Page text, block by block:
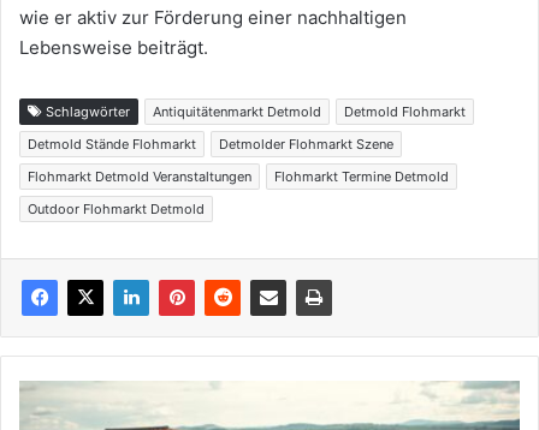
wie er aktiv zur Förderung einer nachhaltigen
Lebensweise beiträgt.
Schlagwörter Antiquitätenmarkt Detmold
Detmold Flohmarkt
Detmold Stände Flohmarkt
Detmolder Flohmarkt Szene
Flohmarkt Detmold Veranstaltungen
Flohmarkt Termine Detmold
Outdoor Flohmarkt Detmold
Landwirtschaft
als